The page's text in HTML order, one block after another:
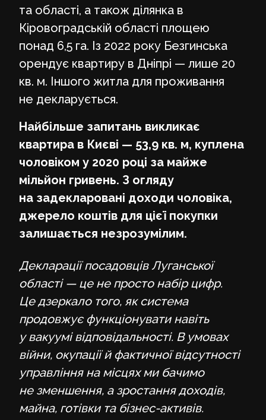
та області, а також ділянка в
Кіровоградській області площею
понад 6,5 га. Із 2022 року Безгинська
орендує квартиру в Дніпрі — лише 20
кв. м. Іншого житла для проживання
не декларується.
Найбільше запитань викликає
квартира в Києві — 53,9 кв. м, куплена
чоловіком у 2020 році за майже
мільйон гривень. З огляду
на задекларовані доходи чоловіка,
джерело коштів для цієї покупки
залишається незрозумілим.
Декларації посадовців Луганської
області — це не просто набір цифр.
Це дзеркало того, як система
продовжує функціонувати навіть
у вакуумі відповідальності. В умовах
війни, окупації й фактичної відсутності
управління на місцях ми бачимо
не зменшення, а зростання доходів,
майна, готівки та бізнес-активів.